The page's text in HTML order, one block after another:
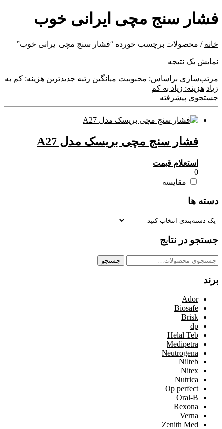
فشار سنج مچی ایرانی خوب
خانه / محصولات برچسب خورده “فشار سنج مچی ایرانی خوب”
نمایش یک نتیجه
مرتب‌سازی براساس: محبوبیت میانگین رتبه جدیدترین هزینه: کم به
زیاد هزینه: زیاد به کم
جستجوی پیشرفته
فشار سنج مچی بریسک مدل A27
استعلام قیمت
0
مقایسه
دسته ها
جستجو در نتایج
جستجو
جستجو
برند
Ador
Biosafe
Brisk
dp
Helal Teb
Medipetra
Neutrogena
Nilteb
Nitex
Nutrica
Op perfect
Oral-B
Rexona
Verna
Zenith Med